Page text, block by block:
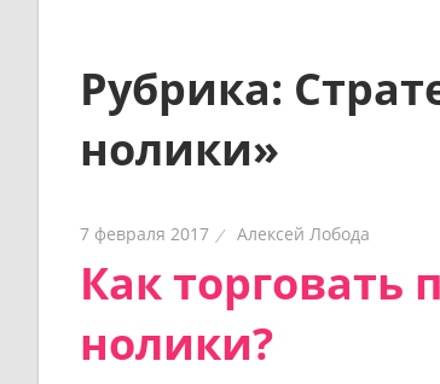
рынках:
стратегии,
новости…
Рубрика:
нолики»
7 февраля 2017 Алексей Лобода
Как торговать
нолики?